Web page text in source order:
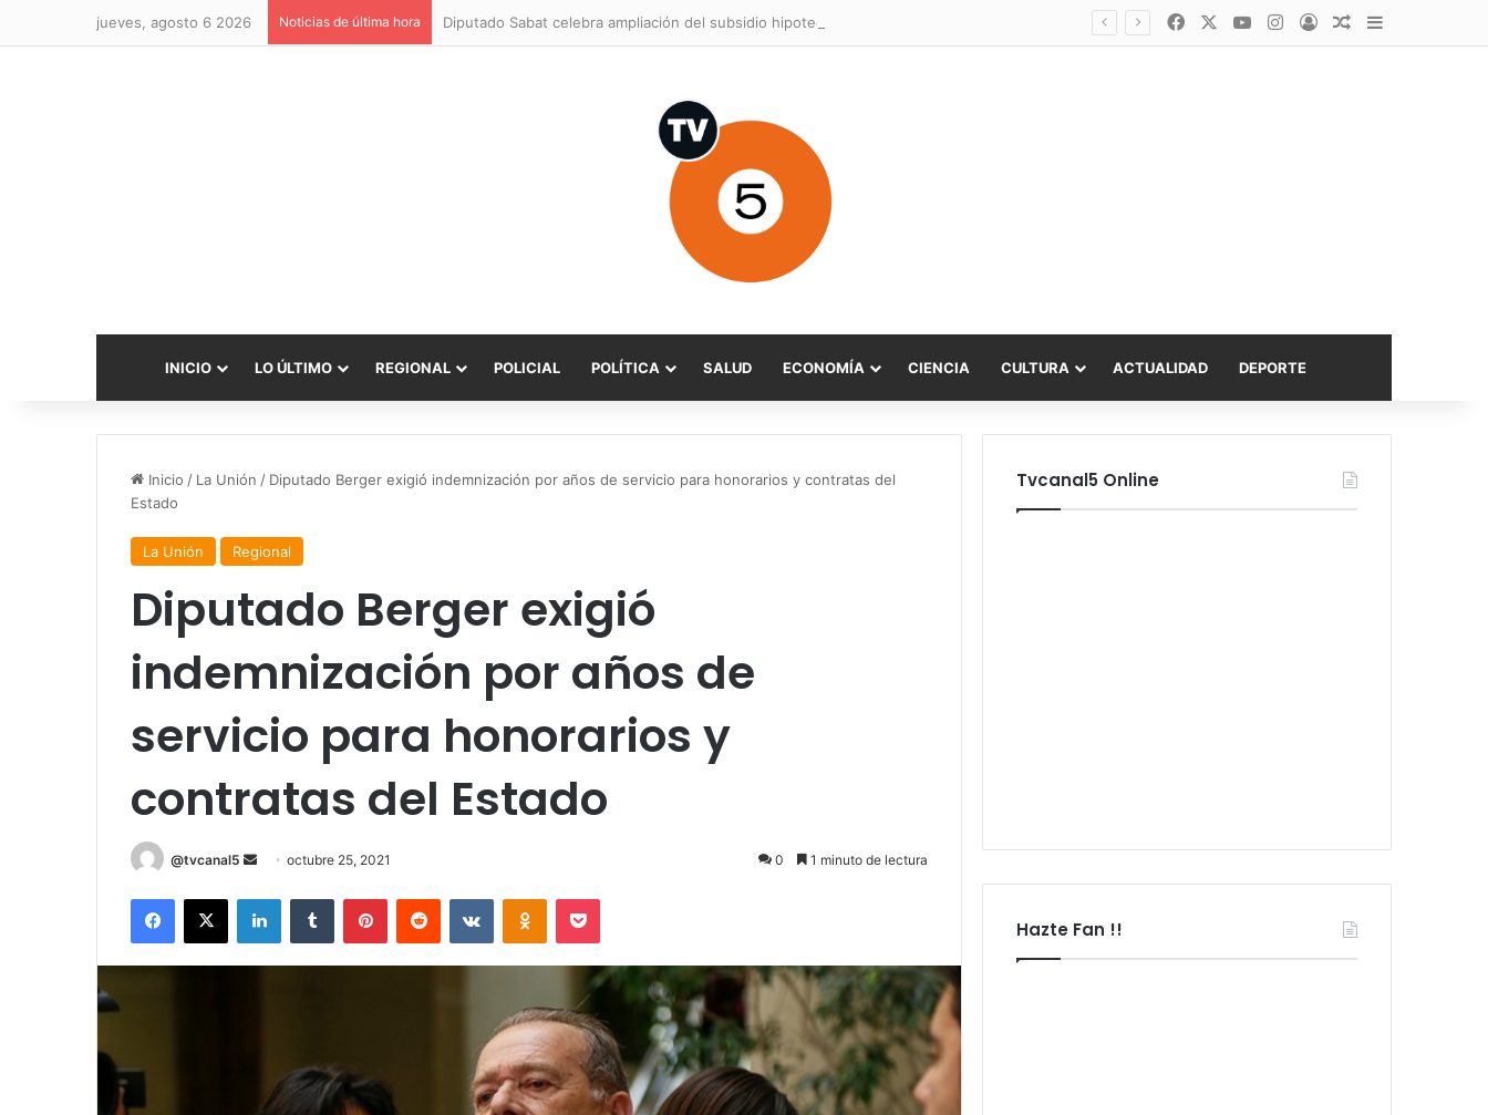
jueves, agosto 6 2026 Noticias de última hora Diputado Sabat celebra ampliación del subsidio hipotecario con viviendas de hasta 6.000 UF FacebookYouTubeInstagram
AccesoPublicación al
Barra lateral
INICIO LO ÚLTIMO REGIONAL POLICIAL POLÍTICA SALUD ECONOMÍA CIENCIA CULTURA ACTUALIDAD DEPORTE
Inicio / La Unión / Diputado Berger exigió indemnización por años de servicio para honorarios y contratas del
Estado
La Unión Regional
Diputado Berger exigió
indemnización por años de
servicio para honorarios y
contratas del Estado
@tvcanal5
Send
email
octubre 25, 2021 0 1 minuto de lectura
Facebook
X LinkedInTumblr PinterestReddit VKontakteOdnoklassniki
Pocket
Tvcanal5 Online
Hazte Fan !!